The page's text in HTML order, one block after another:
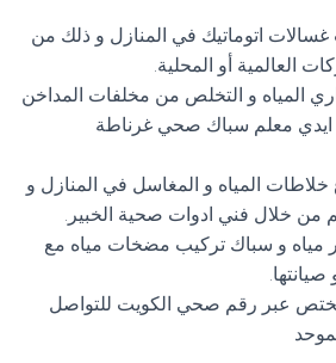
اتوماتيك في المنازل و ذلك من
العالمية أو المحلية.
المياه و التخلص من مخلفات المداخن
ايدي معلم سباك صحي غرناطة
خلاطات المياه و المغاسل في المنازل و
من خلال فني ادوات صحية الخبير.
مياه و سباك تركيب مضخات مياه مع
صيانتها.
عبر رقم صحي الكويت للتواصل